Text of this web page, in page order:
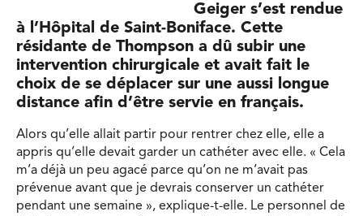
Geiger s’est rendue
à l’Hôpital de Saint-Boniface. Cette
résidante de Thompson a dû subir une
intervention chirurgicale et avait fait le
choix de se déplacer sur une aussi longue
distance afin d’être servie en français.
Alors qu’elle allait partir pour rentrer chez elle, elle a
appris qu’elle devait garder un cathéter avec elle. « Cela
m’a déjà un peu agacé parce qu’on ne m’avait pas
prévenue avant que je devrais conserver un cathéter
pendant une semaine », explique-t-elle. Le personnel de